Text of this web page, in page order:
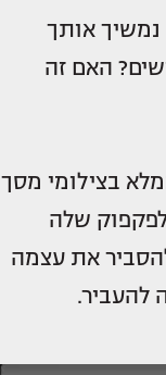
אותך
האם זה
בצילומי מסך
שלה
את עצמה
להעביר.